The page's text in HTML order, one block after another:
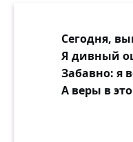
Сегодня,
Я дивный
Забавно: я
А веры в